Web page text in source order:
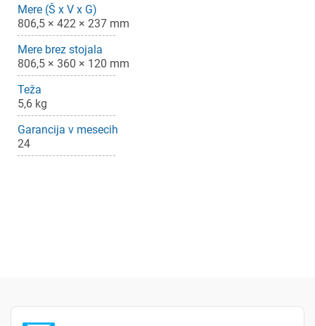
Mere (Š x V x G)
806,5 × 422 × 237 mm
Mere brez stojala
806,5 × 360 × 120 mm
Teža
5,6 kg
Garancija v mesecih
24